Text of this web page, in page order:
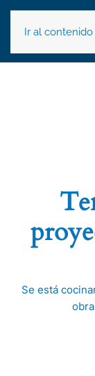
Ir al
Se está